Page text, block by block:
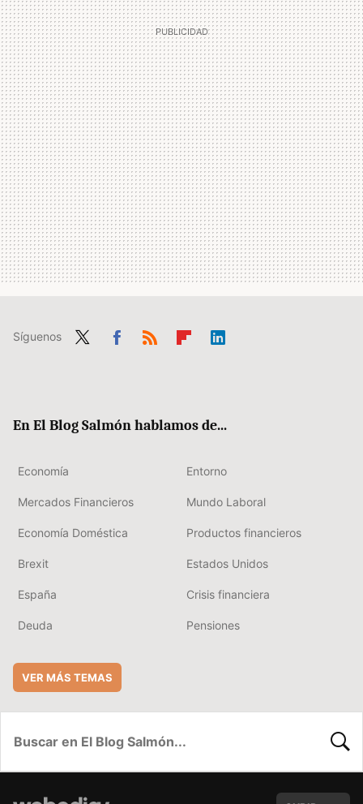
Síguenos
En El Blog Salmón hablamos de...
Economía Entorno
Mercados Financieros Mundo Laboral
Economía Doméstica Productos financieros
Brexit Estados Unidos
España Crisis financiera
Deuda Pensiones
VER MÁS TEMAS